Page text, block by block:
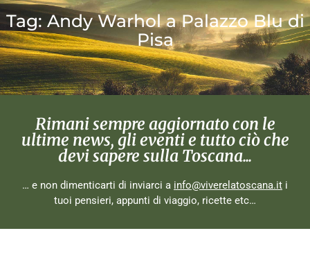
Tag: Andy Warhol a Palazzo Blu di
Pisa
Rimani sempre aggiornato con le
ultime news, gli eventi e tutto ciò che
devi sapere sulla Toscana...
… e non dimenticarti di inviarci a info@viverelatoscana.it i
tuoi pensieri, appunti di viaggio, ricette etc…